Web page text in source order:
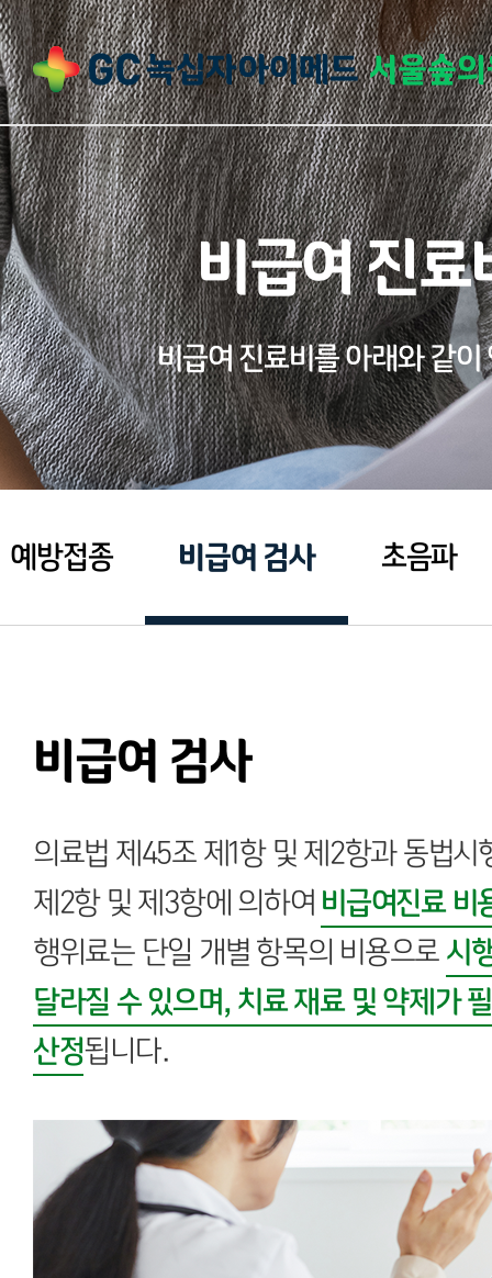
비급여 진료
비급여 진료비를 아래와 같
예방접종 비급여 검사 초음파
비급여 검사
의료법 제45조 제1항 및 제2항과 동법
제2항 및 제3항에 의하여 비급여진료 비
행위료는 단일 개별 항목의 비용으로 시
달라질 수 있으며, 치료 재료 및 약제가
산정됩니다.